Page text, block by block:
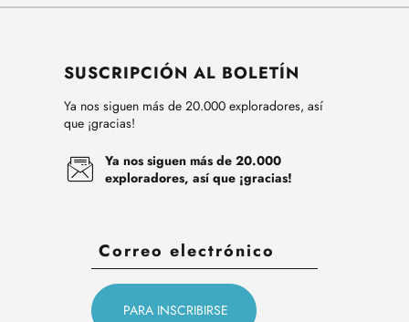
SUSCRIPCIÓN AL BOLETÍN
Ya nos siguen más de 20.000 exploradores, así
que ¡gracias!
Ya nos siguen más de 20.000
exploradores, así que ¡gracias!